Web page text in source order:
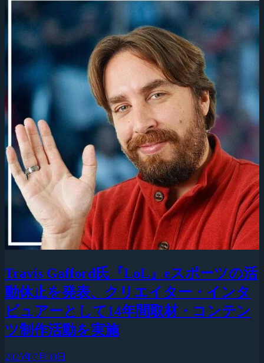
Travis Gafford氏『LoL』eスポーツの活
動休止を発表、クリエイター・インタ
ビュアーとして14年間取材・コンテン
ツ制作活動を実施
2025年7月30日